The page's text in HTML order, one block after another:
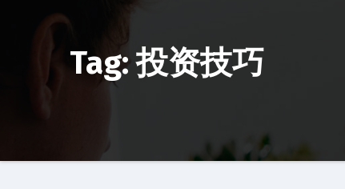
Tag: 投资技巧